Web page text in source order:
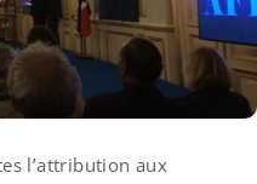
l’attribution aux